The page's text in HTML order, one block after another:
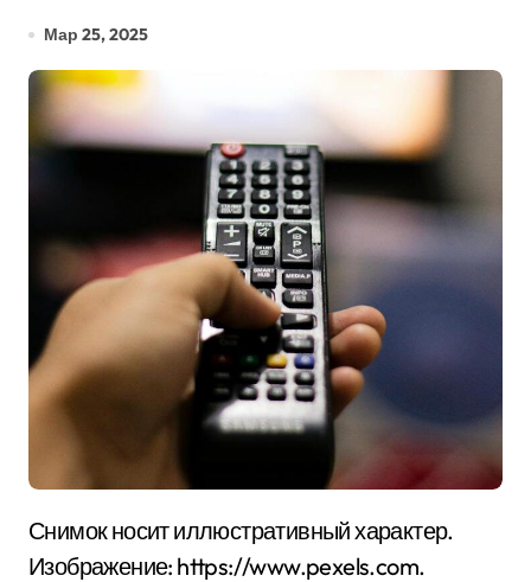
Мар 25, 2025
Снимок носит иллюстративный характер.
Изображение: https://www.pexels.com.